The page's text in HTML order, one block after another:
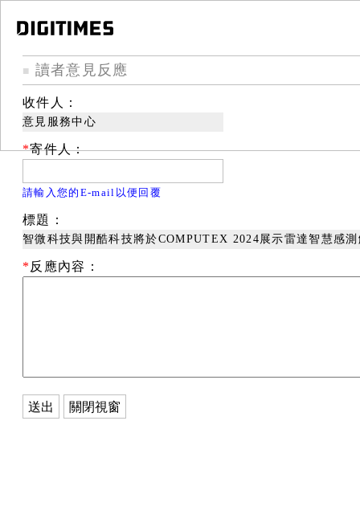
■ 讀者意見反應
收件人：
意見服務中心
*寄件人：
請輸入您的E-mail以便回覆
標題：
智微科技與開酷科技將於COMPUTEX 2024展示雷達智慧感
* 反應內容：